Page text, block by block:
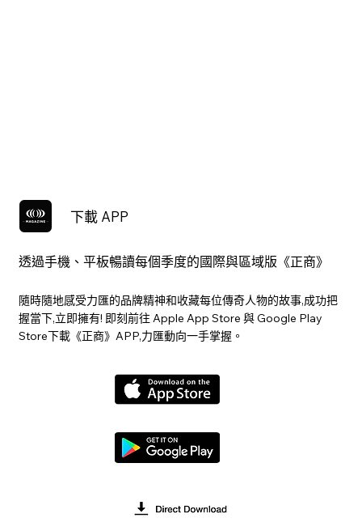
下載 APP
透過手機、平板暢讀每個季度的國際與區域版《正商》
隨時隨地感受力匯的品牌精神和收藏每位傳奇人物的故事,成功把
握當下,立即擁有! 即刻前往 Apple App Store 與 Google Play
Store下載《正商》APP,力匯動向一手掌握。